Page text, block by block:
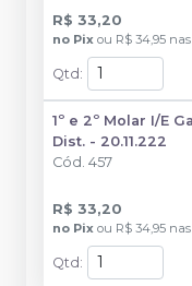
R$ 33,20
no Pix ou R$ 34,95
Qtd:
1º e 2º Molar I/E
Dist. - 20.11.222
Cód. 457
R$ 33,20
no Pix ou R$ 34,95
Qtd :